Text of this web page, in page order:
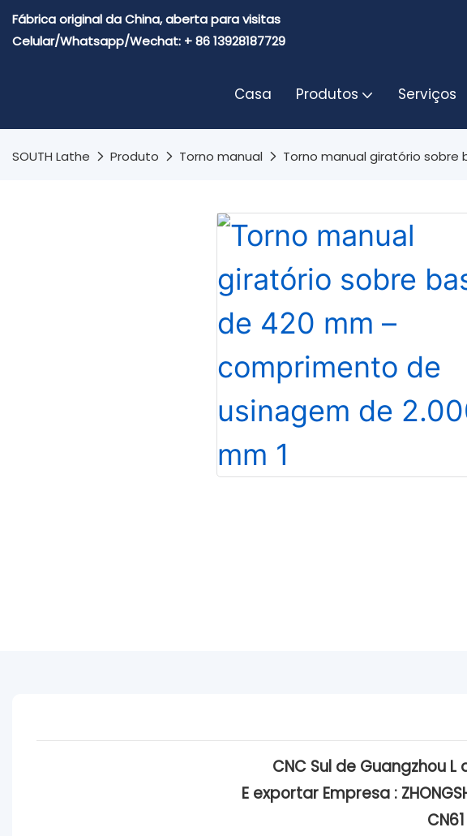
Fábrica original da China, aberta para visitas
Celular/Whatsapp/Wechat: + 86 13928187729
Casa Produtos Serviços
SOUTH Lathe Produto Torno manual Torno manual giratório sobre
CNC Sul de Guangzhou L
E exportar Empresa :
CN61